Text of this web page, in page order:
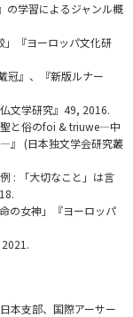
の学習によるジャンル概
」『ヨーロッパ文化研
冠』、『新版ルナー
文学研究』49, 2016.
聖と俗のfoi & triuwe—中
』 (日本独文学会研究叢
: 「大切なこと」は言
の女神」『ヨーロッパ
本支部、国際アーサー